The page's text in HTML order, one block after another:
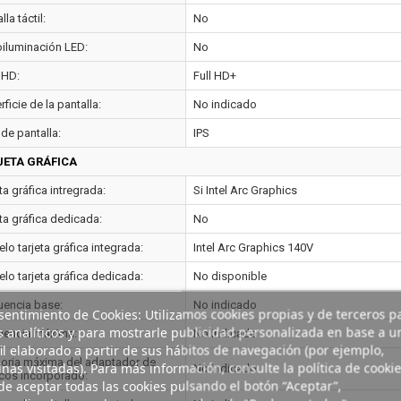
táctil: No
LED: No
Full HD+
de la pantalla: No indicado
pantalla: IPS
GRÁFICA
gráfica intregrada: Si Intel Arc Graphics
gráfica dedicada: No
tarjeta gráfica integrada: Intel Arc Graphics 140V
tarjeta gráfica dedicada: No disponible
base: No indicado
máxima: No indicado
máxima del adaptador de
incorporado:
No indicado
de Cookies: Utilizamos cookies propias y de terceros
analíticos y para mostrarle publicidad personalizada en base a
elaborado a partir de sus hábitos de navegación (por ejemplo,
visitadas). Para más información, consulte la política de
aceptar todas las cookies pulsando el botón “Aceptar”,